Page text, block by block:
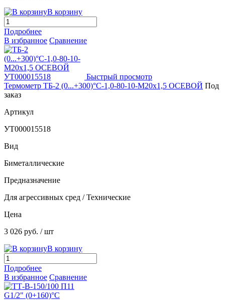
В корзину
Подробнее
В избранное Сравнение
Быстрый просмотр
Термометр ТБ-2 (0...+300)°С-1,0-80-10-М20х1,5 ОСЕВОЙ Под
заказ
Артикул
УТ000015518
Вид
Биметаллические
Предназначение
Для агрессивных сред / Технические
Цена
3 026 руб. / шт
В корзину
Подробнее
В избранное Сравнение